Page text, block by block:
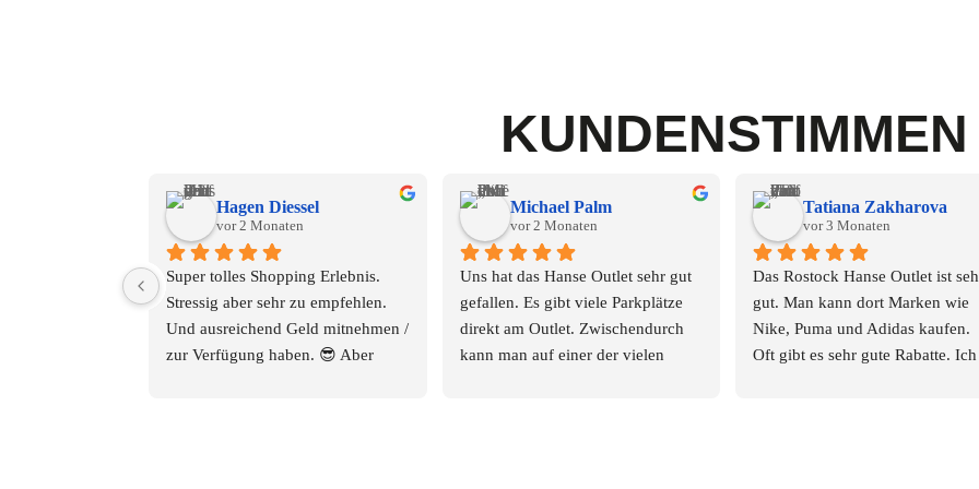
KUNDENSTIMMEN
Hagen Diessel
vor 2 Monaten
Super tolles Shopping Erlebnis.
Stressig aber sehr zu empfehlen.
Und ausreichend Geld mitnehmen /
zur Verfügung haben. 😎 Aber
Michael Palm
vor 2 Monaten
Uns hat das Hanse Outlet sehr gut
gefallen. Es gibt viele Parkplätze
direkt am Outlet. Zwischendurch
kann man auf einer der vielen
Tatiana Zakharova
vor 3 Monaten
Das Rostock Hanse Outlet ist
gut. Man kann dort Marken wie
Nike, Puma und Adidas kaufen.
Oft gibt es sehr gute Rabatte. Ich